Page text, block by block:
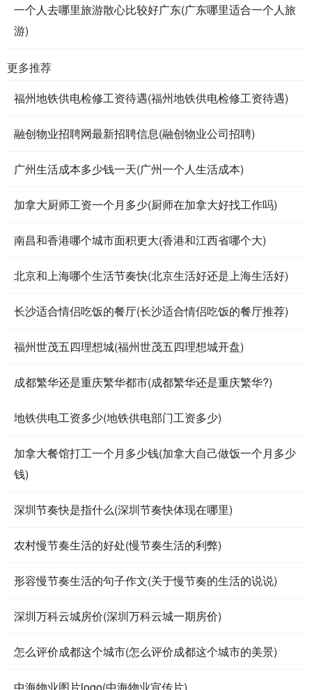
一个人去哪里旅游散心比较好广东(广东哪里适合一个人旅
游)
更多推荐
福州地铁供电检修工资待遇(福州地铁供电检修工资待遇)
融创物业招聘网最新招聘信息(融创物业公司招聘)
广州生活成本多少钱一天(广州一个人生活成本)
加拿大厨师工资一个月多少(厨师在加拿大好找工作吗)
南昌和香港哪个城市面积更大(香港和江西省哪个大)
北京和上海哪个生活节奏快(北京生活好还是上海生活好)
长沙适合情侣吃饭的餐厅(长沙适合情侣吃饭的餐厅推荐)
福州世茂五四理想城(福州世茂五四理想城开盘)
成都繁华还是重庆繁华都市(成都繁华还是重庆繁华?)
地铁供电工资多少(地铁供电部门工资多少)
加拿大餐馆打工一个月多少钱(加拿大自己做饭一个月多少
钱)
深圳节奏快是指什么(深圳节奏快体现在哪里)
农村慢节奏生活的好处(慢节奏生活的利弊)
形容慢节奏生活的句子作文(关于慢节奏的生活的说说)
深圳万科云城房价(深圳万科云城一期房价)
怎么评价成都这个城市(怎么评价成都这个城市的美景)
中海物业图片logo(中海物业宣传片)